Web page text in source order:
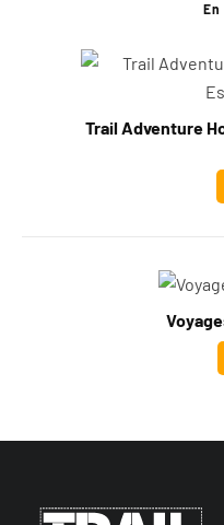
Trail Adventure